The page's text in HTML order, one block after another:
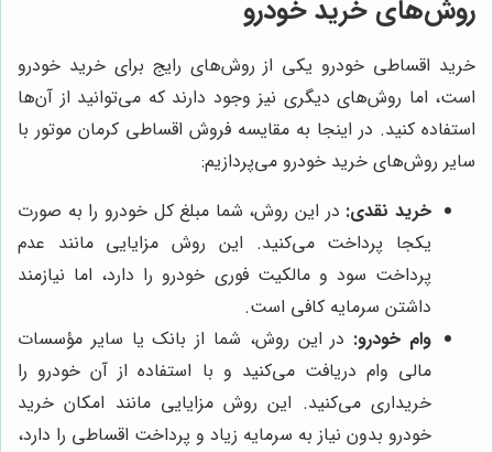
روش‌های خرید خودرو
خرید اقساطی خودرو یکی از روش‌های رایج برای خرید خودرو
است، اما روش‌های دیگری نیز وجود دارند که می‌توانید از آن‌ها
استفاده کنید. در اینجا به مقایسه فروش اقساطی کرمان موتور با
سایر روش‌های خرید خودرو می‌پردازیم:
خرید نقدی: در این روش، شما مبلغ کل خودرو را به صورت
یکجا پرداخت می‌کنید. این روش مزایایی مانند عدم
پرداخت سود و مالکیت فوری خودرو را دارد، اما نیازمند
داشتن سرمایه کافی است.
وام خودرو: در این روش، شما از بانک یا سایر مؤسسات
مالی وام دریافت می‌کنید و با استفاده از آن خودرو را
خریداری می‌کنید. این روش مزایایی مانند امکان خرید
خودرو بدون نیاز به سرمایه زیاد و پرداخت اقساطی را دارد،